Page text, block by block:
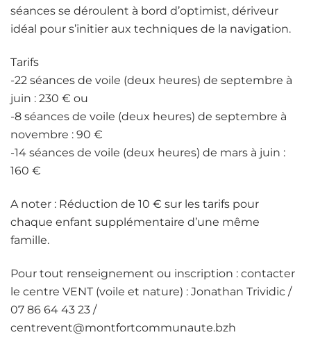
séances se déroulent à bord d’optimist, dériveur
idéal pour s’initier aux techniques de la navigation.
Tarifs
-22 séances de voile (deux heures) de septembre à
juin : 230 € ou
-8 séances de voile (deux heures) de septembre à
novembre : 90 €
-14 séances de voile (deux heures) de mars à juin :
160 €
A noter : Réduction de 10 € sur les tarifs pour
chaque enfant supplémentaire d’une même
famille.
Pour tout renseignement ou inscription : contacter
le centre VENT (voile et nature) : Jonathan Trividic /
07 86 64 43 23 /
centrevent@montfortcommunaute.bzh